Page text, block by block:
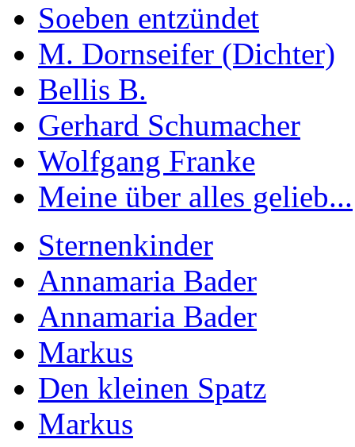
Soeben entzündet
M. Dornseifer (Dichter)
Bellis B.
Gerhard Schumacher
Wolfgang Franke
Meine über alles gelieb...
Sternenkinder
Annamaria Bader
Annamaria Bader
Markus
Den kleinen Spatz
Markus